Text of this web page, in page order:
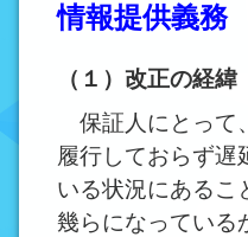
情報提供義務
（１）改正の経緯
保証人にとって
履行しておらず遅
いる状況にあるこ
幾らになっている